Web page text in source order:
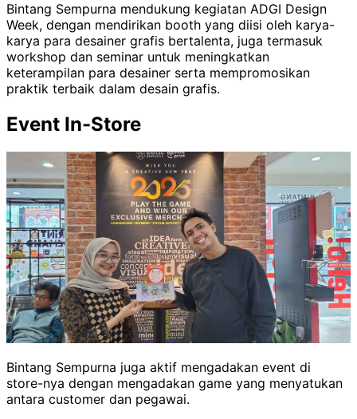
Bintang Sempurna mendukung kegiatan ADGI Design
Week, dengan mendirikan booth yang diisi oleh karya-
karya para desainer grafis bertalenta, juga termasuk
workshop dan seminar untuk meningkatkan
keterampilan para desainer serta mempromosikan
praktik terbaik dalam desain grafis.
Event In-Store
Bintang Sempurna juga aktif mengadakan event di
store-nya dengan mengadakan game yang menyatukan
antara customer dan pegawai.